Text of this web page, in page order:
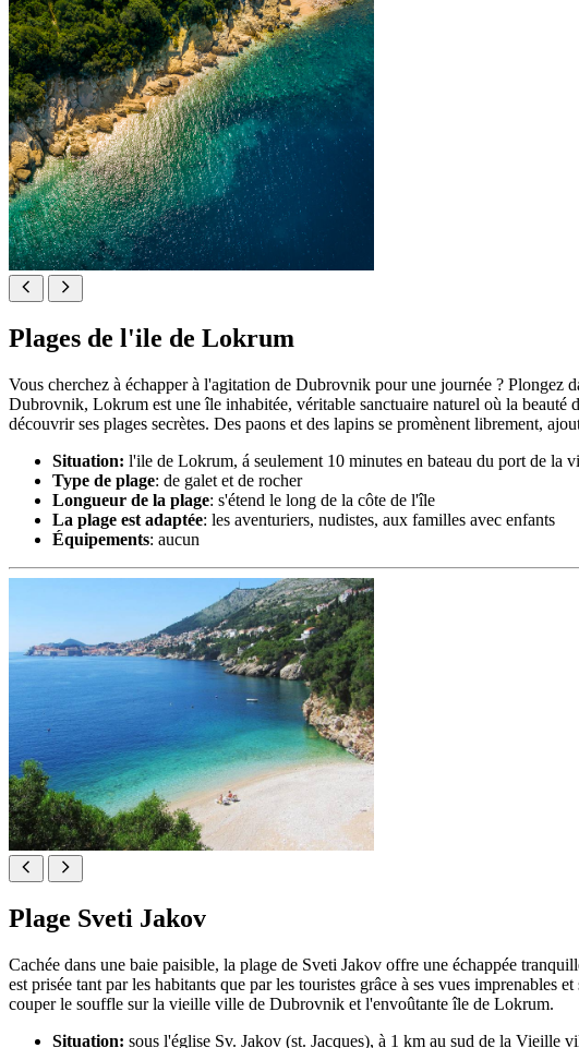
Plages de l'ile de Lokrum
Vous cherchez à échapper à l'agitation de Dubrovnik pour une journée ?
Dubrovnik, Lokrum est une île inhabitée, véritable sanctuaire naturel où la
découvrir ses plages secrètes. Des paons et des lapins se promènent librement,
Situation: l'ile de Lokrum, á seulement 10 minutes en bateau du port de la
Type de plage: de galet et de rocher
Longueur de la plage: s'étend le long de la côte de l'île
La plage est adaptée: les aventuriers, nudistes, aux familles avec enfants
Équipements: aucun
Plage Sveti Jakov
Cachée dans une baie paisible, la plage de Sveti Jakov offre une échappée
est prisée tant par les habitants que par les touristes grâce à ses vues imprenables
couper le souffle sur la vieille ville de Dubrovnik et l'envoûtante île de Lokrum.
Situation: sous l'église Sv. Jakov (st. Jacques), à 1 km au sud de la Vieille